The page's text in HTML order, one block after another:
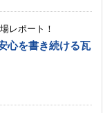
レポート！
心を書き続ける瓦